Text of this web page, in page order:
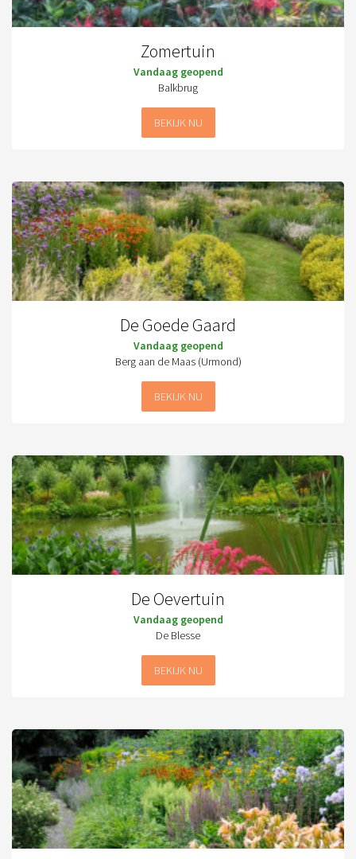
Zomertuin
Vandaag geopend
Balkbrug
BEKIJK NU
De Goede Gaard
Vandaag geopend
Berg aan de Maas (Urmond)
BEKIJK NU
De Oevertuin
Vandaag geopend
De Blesse
BEKIJK NU